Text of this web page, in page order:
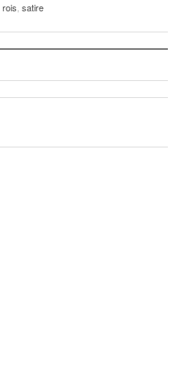
rois, satire